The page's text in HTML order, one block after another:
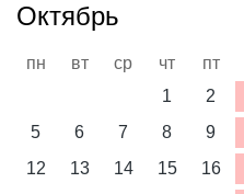
Октябрь
пн вт ср чт пт
1
2
5
6 7 8 9
12
13 14 15 16